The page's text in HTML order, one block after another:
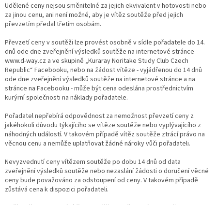
Udělené ceny nejsou směnitelné za jejich ekvivalent v hotovosti nebo
za jinou cenu, ani není možné, aby je vítěz soutěže před jejich
převzetím předal třetím osobám.
Převzetí ceny v soutěži lze provést osobně v sídle pořadatele do 14.
dnů ode dne zveřejnění výsledků soutěže na internetové stránce
www.d-way.cz a ve skupině „Kuraray Noritake Study Club Czech
Republic“ Facebooku, nebo na žádost vítěze - vyjádřenou do 14 dnů
ode dne zveřejnění výsledků soutěže na internetové stránce a na
stránce na Facebooku - může být cena odeslána prostřednictvím
kurýrní společnosti na náklady pořadatele.
Pořadatel nepřebírá odpovědnost za nemožnost převzetí ceny z
jakéhokoli důvodu týkajícího se vítěze soutěže nebo vyplývajícího z
náhodných událostí. V takovém případě vítěz soutěže ztrácí právo na
věcnou cenu a nemůže uplatňovat žádné nároky vůči pořadateli.
Nevyzvednutí ceny vítězem soutěže po dobu 14 dnů od data
zveřejnění výsledků soutěže nebo nezaslání žádosti o doručení věcné
ceny bude považováno za odstoupení od ceny. V takovém případě
zůstává cena k dispozici pořadateli.